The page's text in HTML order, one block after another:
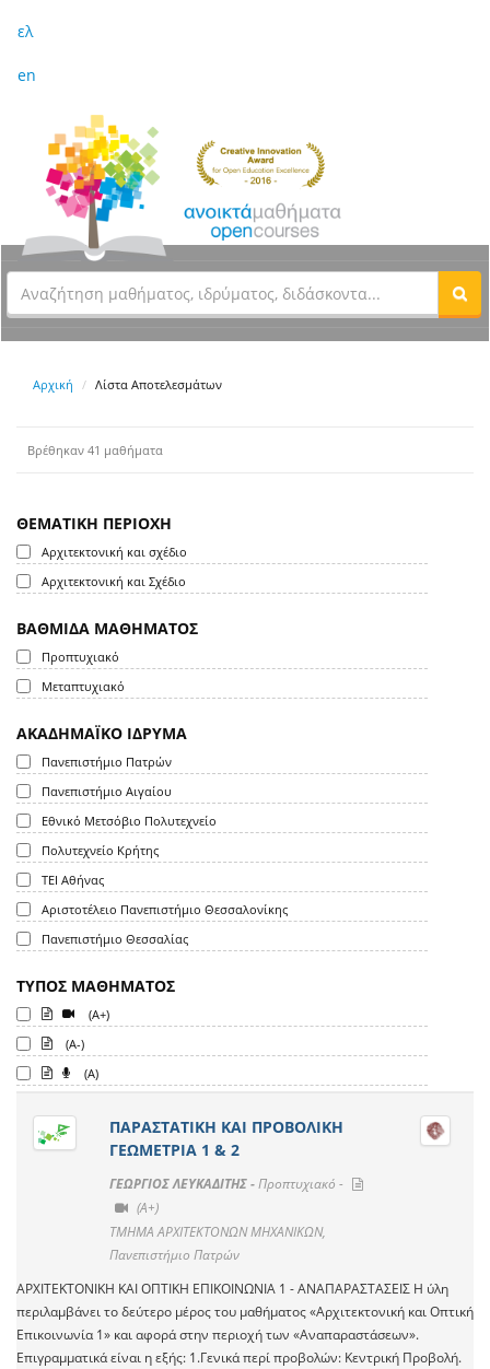
ελ
en
Αρχική Λίστα Αποτελεσμάτων
Βρέθηκαν 41 μαθήματα
ΘΕΜΑΤΙΚΗ ΠΕΡΙΟΧΗ
Αρχιτεκτονική και σχέδιο
Αρχιτεκτονική και Σχέδιο
ΒΑΘΜΙΔΑ ΜΑΘΗΜΑΤΟΣ
Προπτυχιακό
Μεταπτυχιακό
ΑΚΑΔΗΜΑΪΚΟ ΙΔΡΥΜΑ
Πανεπιστήμιο Πατρών
Πανεπιστήμιο Αιγαίου
Εθνικό Μετσόβιο Πολυτεχνείο
Πολυτεχνείο Κρήτης
ΤΕΙ Αθήνας
Αριστοτέλειο Πανεπιστήμιο Θεσσαλονίκης
Πανεπιστήμιο Θεσσαλίας
ΤΥΠΟΣ ΜΑΘΗΜΑΤΟΣ
(A+)
(A-)
(A)
ΠΑΡΑΣΤΑΤΙΚΗ ΚΑΙ ΠΡΟΒΟΛΙΚΗ
ΓΕΩΜΕΤΡΙΑ 1 & 2
ΓΕΩΡΓΙΟΣ ΛΕΥΚΑΔΙΤΗΣ -Προπτυχιακό -
(A+)
ΤΜΗΜΑ ΑΡΧΙΤΕΚΤΟΝΩΝ ΜΗΧΑΝΙΚΩΝ,
Πανεπιστήμιο Πατρών
ΑΡΧΙΤΕΚΤΟΝΙΚΗ ΚΑΙ ΟΠΤΙΚΗ ΕΠΙΚΟΙΝΩΝΙΑ 1 - ΑΝΑΠΑΡΑΣΤΑΣΕΙΣ Η ύλη
περιλαμβάνει το δεύτερο μέρος του μαθήματος «Αρχιτεκτονική και Οπτική
Επικοινωνία 1» και αφορά στην περιοχή των «Αναπαραστάσεων».
Επιγραμματικά είναι η εξής: 1.Γενικά περί προβολών: Κεντρική Προβολή.